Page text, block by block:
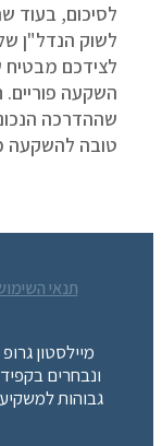
לסיכום, בעוד
לשוק הנדל"ן
לצידכם מבטיח
השקעה
שההדרכה
טובה להשקעה
תנאי
מיילסטון
ונבחרים
גבוהות